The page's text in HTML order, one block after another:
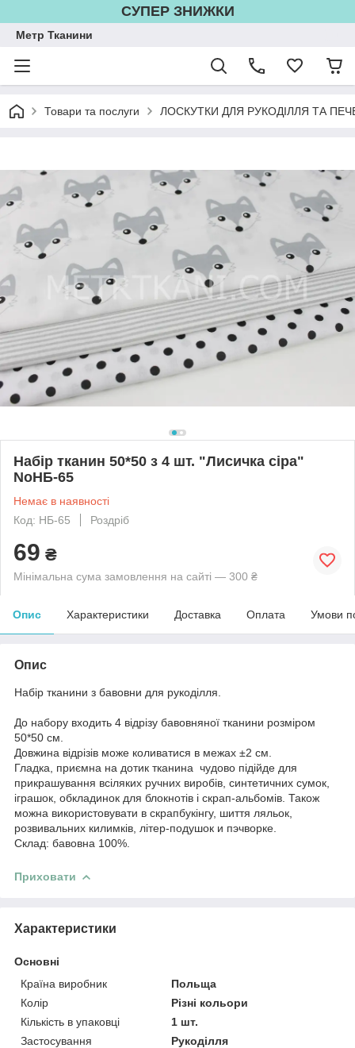
СУПЕР ЗНИЖКИ
Метр Тканини
Товари та послуги ЛОСКУТКИ ДЛЯ РУКОДІЛЛЯ ТА
Набір тканин 50*50 з 4 шт. "Лисичка сіра"
NoНБ-65
Немає в наявності
Код: НБ-65
Роздріб
69 ₴
Мінімальна сума замовлення на сайті — 300 ₴
Опис Характеристики Доставка Оплата Умови
Опис
Набір тканини з бавовни для рукоділля.
До набору входить 4 відрізу бавовняної тканини розміром
50*50 см.
Довжина відрізів може коливатися в межах ±2 см.
Гладка, приємна на дотик тканина чудово підійде для
прикрашування всіляких ручних виробів, синтетичних сумок,
іграшок, обкладинок для блокнотів і скрап-альбомів. Також
можна використовувати в скрапбукінгу, шиття ляльок,
розвивальних килимків, літер-подушок и пэчворке.
Склад: бавовна 100%.
Приховати
Характеристики
Основні
Країна виробник
Польща
Колір
Різні кольори
Кількість в упаковці
1 шт.
Застосування
Рукоділля